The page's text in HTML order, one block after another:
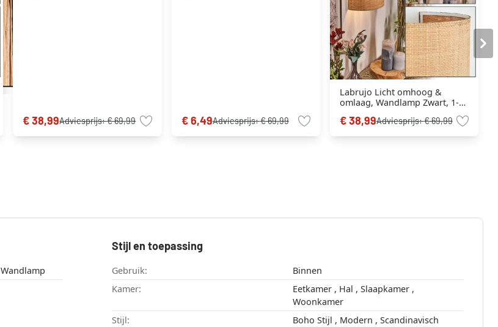
€ 38,99Adviesprijs:€ 69,99 € 6,49Adviesprijs:€ 69,99
Labrujo Licht omhoog &
omlaag, Wandlamp Zwart, 1-
€ 38,99Adviesprijs:€ 69,99
Licht omhoog & omlaag , Wandlamp
Stijl en toepassing
Gebruik:
Binnen
Kamer:
Eetkamer , Hal , Slaapkamer ,
Woonkamer
Stijl:
Boho Stijl , Modern , Scandinavisch